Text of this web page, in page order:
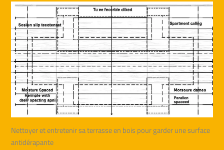
Nettoyer et entretenir sa terrasse en bois pour garder une surface
antidérapante